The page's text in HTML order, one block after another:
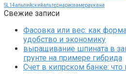
SL14альпийскийальтернариозамераукана
Свежие записи
Фасовка или вес: как
удобство и экономику
выращивание шпината в
грунте на примере гибрида
Счет в кипрском банке: